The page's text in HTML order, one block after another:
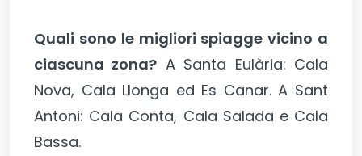
Quali sono le migliori spiagge vicino a
ciascuna zona? A Santa Eulària: Cala
Nova, Cala Llonga ed Es Canar. A Sant
Antoni: Cala Conta, Cala Salada e Cala
Bassa.